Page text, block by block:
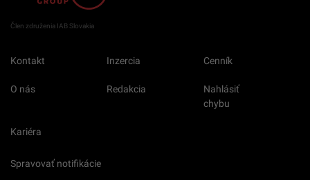
Člen združenia IAB Slovakia
Kontakt Inzercia Cenník
O nás Redakcia
Nahlásiť
chybu
Kariéra
Spravovať notifikácie